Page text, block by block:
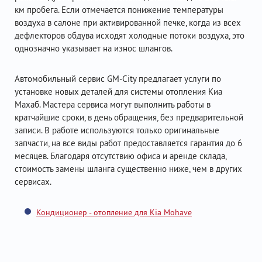
км пробега. Если отмечается понижение температуры
воздуха в салоне при активированной печке, когда из всех
дефлекторов обдува исходят холодные потоки воздуха, это
однозначно указывает на износ шлангов.
Автомобильный сервис GM-City предлагает услуги по
установке новых деталей для системы отопления Киа
Махаб. Мастера сервиса могут выполнить работы в
кратчайшие сроки, в день обращения, без предварительной
записи. В работе используются только оригинальные
запчасти, на все виды работ предоставляется гарантия до 6
месяцев. Благодаря отсутствию офиса и аренде склада,
стоимость замены шланга существенно ниже, чем в других
сервисах.
Кондиционер - отопление для Kia Mohave